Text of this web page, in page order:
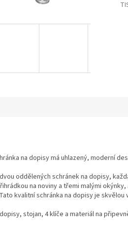
na dopisy má uhlazený, moderní
oddělených schránek na dopisy,
na noviny a třemi malými
kvalitní schránka na dopisy je skvělou
stojan, 4 klíče a materiál na